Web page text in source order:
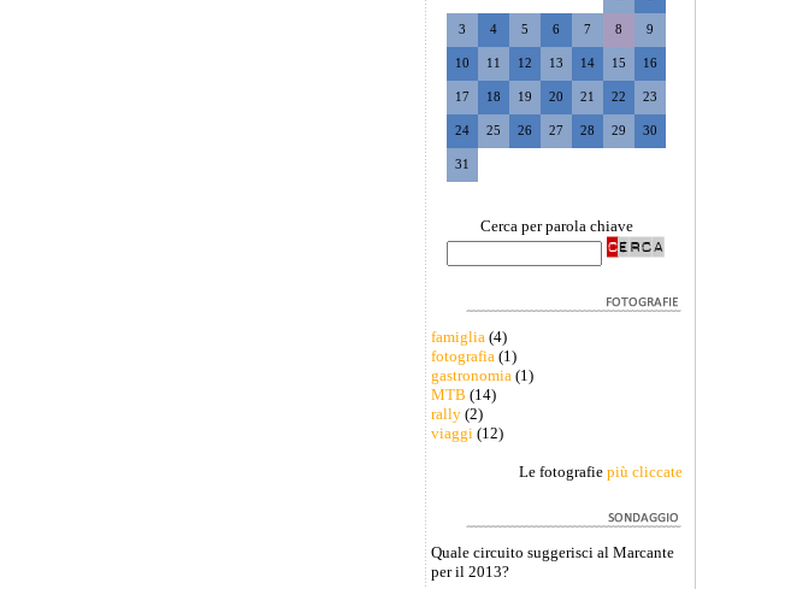
3 4 5 6 7 8 9
10 11 12 13 14 15 16
17 18 19 20 21 22 23
24 25 26 27 28 29 30
31
Cerca per parola chiave
famiglia (4)
fotografia (1)
gastronomia (1)
MTB (14)
rally(2)
viaggi (12)
Le fotografie più cliccate
Quale circuito suggerisci al Marcante
per il 2013?